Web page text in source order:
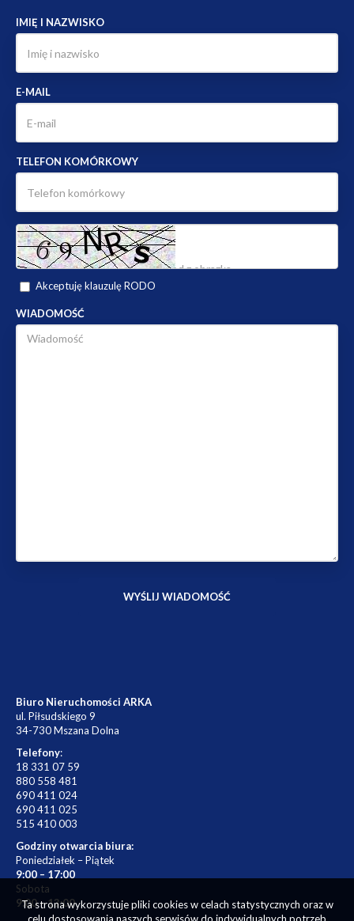
IMIĘ I NAZWISKO
E-MAIL
TELEFON KOMÓRKOWY
Akceptuję klauzulę RODO
WIADOMOŚĆ
Biuro Nieruchomości ARKA
ul. Piłsudskiego 9
34-730 Mszana Dolna
Telefony:
18 331 07 59
880 558 481
690 411 024
690 411 025
515 410 003
Godziny otwarcia biura:
Poniedziałek – Piątek
9:00 – 17:00
Sobota
9:00 – 13:00
Ta strona wykorzystuje pliki cookies w celach statystycznych oraz w